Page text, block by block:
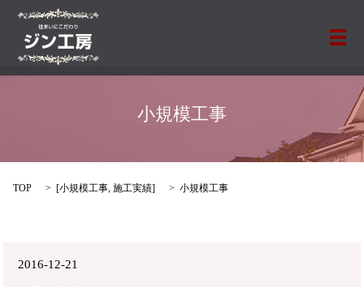
メ
小規模工事
TOP [小規模工事,施工実績] 小規模工事
2016-12-21